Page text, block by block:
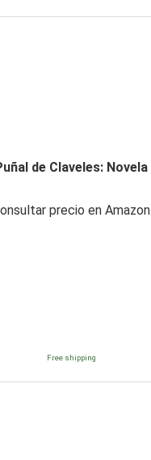
de Claveles: Novela
precio en Amazon
Free shipping